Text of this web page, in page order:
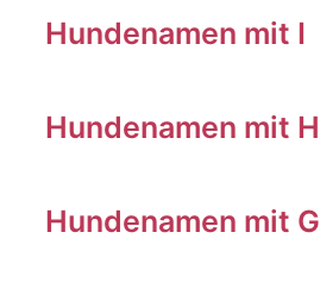
Hundenamen mit I
Hundenamen mit H
Hundenamen mit G